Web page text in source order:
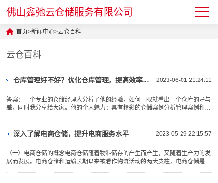
佛山鑫弛云仓储服务有限公司
首页>新闻中心>云仓百科
云仓百科
2023-06-01 21:24:11
仓库管理好不好？优化仓库管理，提高效率与准确性！
答案：一个专业的仓储经理人分析了他的经验，如何一眼就看出一个仓库的好与
差，同时我分享给大家。他的个人魅力：具有精彩的仓储案例分析管理案例和仓
2023-05-29 22:15:57
深入了解电商仓储，提升电商服务水平
（一）电商仓储的概念电商仓储随着物料储存的产生而产生，又随着生产力的发
展而发展。电商仓储和运输长期以来被看作物流活动的两大支柱，电商仓储是物